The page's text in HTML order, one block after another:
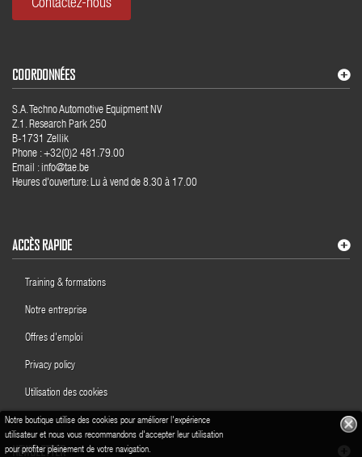
Notre boutique utilise des cookies pour améliorer l'expérience
utilisateur et nous vous recommandons d'accepter leur utilisation
pour profiter pleinement de votre navigation.
Contactez-nous
COORDONNÉES
S.A. Techno Automotive Equipment NV
Z.1. Research Park 250
B-1731 Zellik
Phone : +32(0)2 481.79.00
Email : info@tae.be
Heures d'ouverture: Lu à vend de 8.30 à 17.00
ACCÈS RAPIDE
Training & formations
Notre entreprise
Offres d'emploi
Privacy policy
Utilisation des cookies
NEWSLETTER